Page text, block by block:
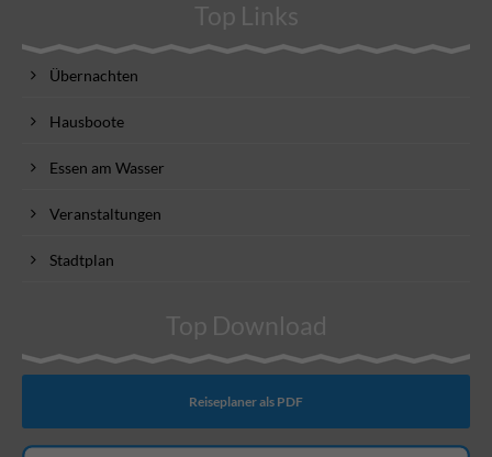
Top Links
Übernachten
Hausboote
Essen am Wasser
Veranstaltungen
Stadtplan
Top Download
Reiseplaner als PDF